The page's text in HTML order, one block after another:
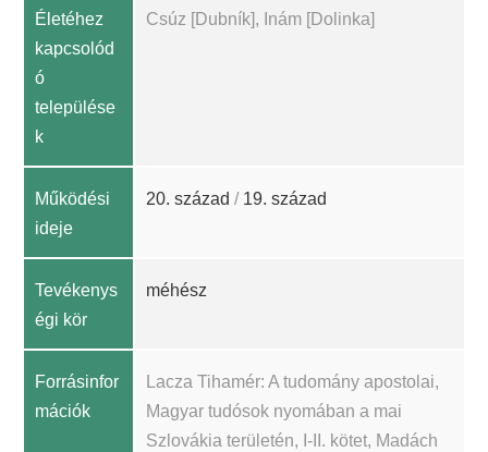
Életéhez
kapcsolód
ó
települése
k
Csúz [Dubník], Inám [Dolinka]
Működési
ideje
20. század / 19. század
Tevékenys
égi kör
méhész
Forrásinfor
mációk
Lacza Tihamér: A tudomány apostolai,
Magyar tudósok nyomában a mai
Szlovákia területén, I-II. kötet, Madách